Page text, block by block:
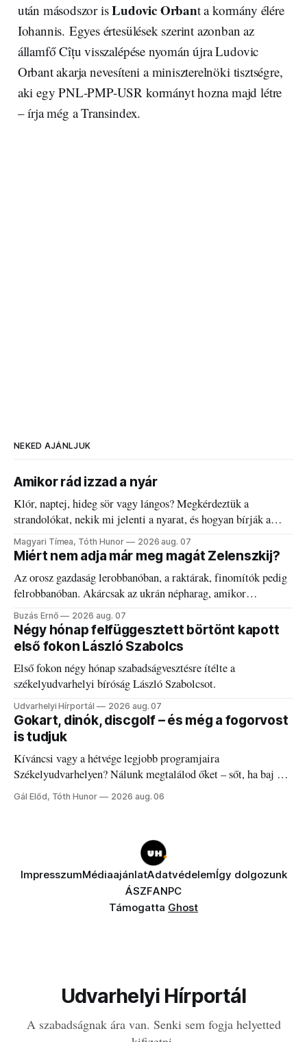
után másodszor isLudovic Orbant a kormány élére
Iohannis. Egyes értesülések szerint azonban az
államfő Cîțu visszalépése nyomán újra Ludovic
Orbant akarja nevesíteni a miniszterelnöki tisztségre,
aki egy PNL-PMP-USR kormányt hozna majd létre
– írja még a Transindex.
NEKED AJÁNLJUK
Amikor rád izzad a nyár
Klór, naptej, hideg sör vagy lángos? Megkérdeztük a
strandolókat, nekik mi jelenti a nyarat, és hogyan bírják a
kánikulát.
Magyari Tímea, Tóth Hunor 2026 aug. 07
Miért nem adja már meg magát Zelenszkij?
Az orosz gazdaság lerobbanóban, a raktárak, finomítók pedig
felrobbanóban. Akárcsak az ukrán népharag, amikor
elégedetlen vezetőivel.
Buzás Ernő 2026 aug. 07
Négy hónap felfüggesztett börtönt kapott
első fokon László Szabolcs
Első fokon négy hónap szabadságvesztésre ítélte a
székelyudvarhelyi bíróság László Szabolcsot.
Udvarhelyi Hírportál 2026 aug. 07
Gokart, dinók, discgolf – és még a fogorvost
is tudjuk
Kíváncsi vagy a hétvége legjobb programjaira
Székelyudvarhelyen? Nálunk megtalálod őket – sőt, ha baj van
a fogaddal, a fogorvosi ügyeletet is!
Gál Előd, Tóth Hunor 2026 aug. 06
ImpresszumMédiaajánlatAdatvédelemÍgy dolgozunk
ÁSZFANPC
Támogatta Ghost
Udvarhelyi Hírportál
A szabadságnak ára van. Senki sem fogja helyetted